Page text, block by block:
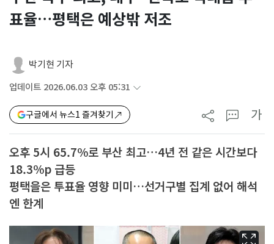
표율…평택은 예상밖 저조
박기현 기자
업데이트 2026.06.03 오후 05:31
구글에서 뉴스1 즐겨찾기 가
오후 5시 65.7%로 부산 최고…4년 전 같은 시간보다
18.3%p 급등
평택을은 투표율 영향 미미…선거구별 집계 없어 해석
엔 한계